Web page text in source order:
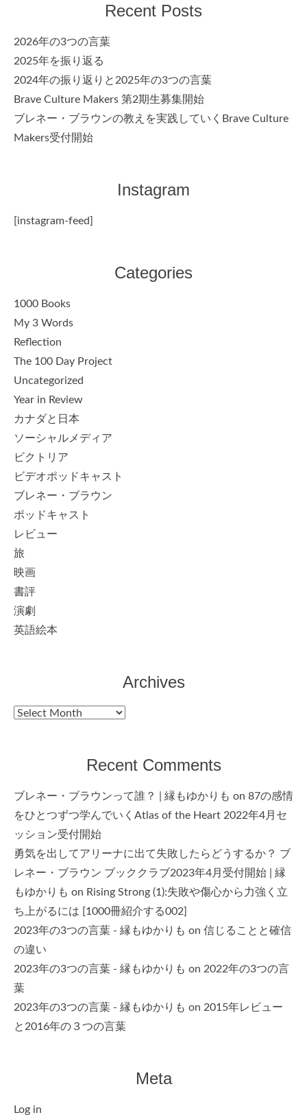
Recent Posts
2026年の3つの言葉
2025年を振り返る
2024年の振り返りと2025年の3つの言葉
Brave Culture Makers 第2期生募集開始
ブレネー・ブラウンの教えを実践していくBrave Culture
Makers受付開始
Instagram
[instagram-feed]
Categories
1000 Books
My 3 Words
Reflection
The 100 Day Project
Uncategorized
Year in Review
カナダと日本
ソーシャルメディア
ビクトリア
ビデオポッドキャスト
ブレネー・ブラウン
ポッドキャスト
レビュー
旅
映画
書評
演劇
英語絵本
Archives
Archives
Recent Comments
ブレネー・ブラウンって誰？ | 縁もゆかりも on 87の感情
をひとつずつ学んでいくAtlas of the Heart 2022年4月セ
ッション受付開始
勇気を出してアリーナに出て失敗したらどうするか？ ブ
レネー・ブラウン ブッククラブ2023年4月受付開始 | 縁
もゆかりも on Rising Strong (1):失敗や傷心から力強く立
ち上がるには [1000冊紹介する002]
2023年の3つの言葉 - 縁もゆかりも on 信じることと確信
の違い
2023年の3つの言葉 - 縁もゆかりも on 2022年の3つの言
葉
2023年の3つの言葉 - 縁もゆかりも on 2015年レビュー
と2016年の３つの言葉
Meta
Log in